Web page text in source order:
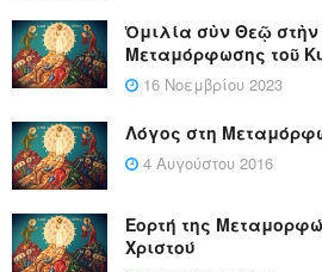
Ὁμιλία σὺν Θεῷ στὴν
Μεταμόρφωσης τοῦ
16 Νοεμβρίου 2023
Λόγος στη
4 Αυγούστου 2016
Εορτή της
Χριστού